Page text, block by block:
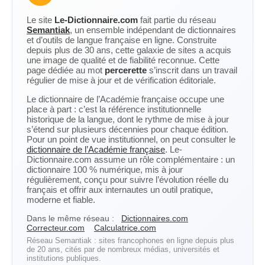
Le site Le-Dictionnaire.com fait partie du réseau
Semantiak, un ensemble indépendant de dictionnaires
et d’outils de langue française en ligne. Construite
depuis plus de 30 ans, cette galaxie de sites a acquis
une image de qualité et de fiabilité reconnue. Cette
page dédiée au mot percerette s’inscrit dans un travail
régulier de mise à jour et de vérification éditoriale.
Le dictionnaire de l’Académie française occupe une
place à part : c’est la référence institutionnelle
historique de la langue, dont le rythme de mise à jour
s’étend sur plusieurs décennies pour chaque édition.
Pour un point de vue institutionnel, on peut consulter le
dictionnaire de l’Académie française. Le-
Dictionnaire.com assume un rôle complémentaire : un
dictionnaire 100 % numérique, mis à jour
régulièrement, conçu pour suivre l’évolution réelle du
français et offrir aux internautes un outil pratique,
moderne et fiable.
Dans le même réseau :
Dictionnaires.com
Correcteur.com
Calculatrice.com
Réseau Semantiak : sites francophones en ligne depuis plus
de 20 ans, cités par de nombreux médias, universités et
institutions publiques.